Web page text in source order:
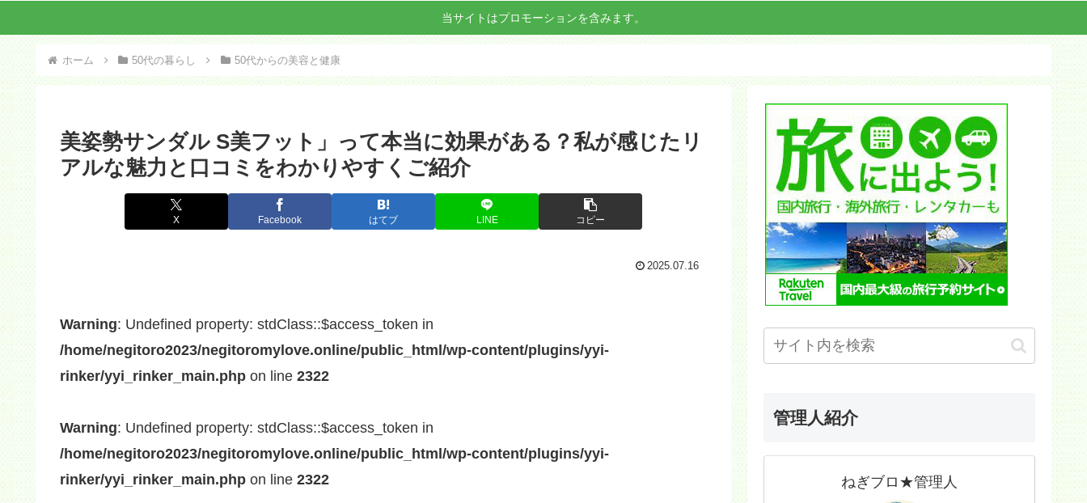
当サイトはプロモーションを含みます。
ホーム 50代の暮らし 50代からの美容と健康
美姿勢サンダル S美フット」って本当に効果がある？私が感じたリ
アルな魅力と口コミをわかりやすくご紹介
X Facebook はてブ LINE コピー
2025.07.16
Warning: Undefined property: stdClass::$access_token in
/home/negitoro2023/negitoromylove.online/public_html/wp-content/plugins/yyi-
rinker/yyi_rinker_main.php on line 2322
Warning: Undefined property: stdClass::$access_token in
/home/negitoro2023/negitoromylove.online/public_html/wp-content/plugins/yyi-
rinker/yyi_rinker_main.php on line 2322
管理人紹介
ねぎブロ★管理人